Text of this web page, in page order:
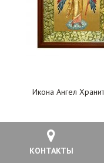
КОНТАКТЫ
Икона Ангел